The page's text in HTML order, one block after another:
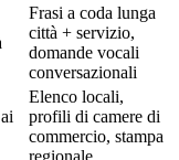
Frasi a coda lunga
città + servizio,
domande vocali
conversazionali
Elenco locali,
profili di camere di
commercio, stampa
regionale